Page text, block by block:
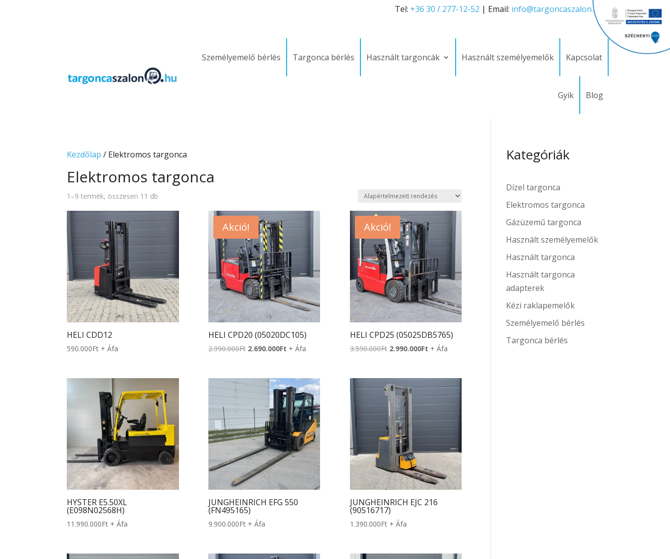
Tel: +36 30 / 277-12-52 | Email: info@targoncaszalon.hu
Személyemelő bérlés Targonca bérlés Használt targoncák Használt személyemelők Kapcsolat
Gyik Blog
Kezdőlap / Elektromos targonca
Elektromos targonca
1–9 termék, összesen 11 db
HELI CDD12
590.000Ft + Áfa
Akció!
HELI CPD20 (05020DC105)
2.990.000Ft Original
2.990.000Ft.
2.690.000FtCurrent
2.690.000Ft.
+ Áfa
Akció!
HELI CPD25 (05025DB5765)
3.590.000Ft Original
3.590.000Ft.
2.990.000FtCurrent
2.990.000Ft.
+ Áfa
HYSTER E5.50XL
(E098N02568H)
11.990.000Ft + Áfa
JUNGHEINRICH EFG 550
(FN495165)
9.900.000Ft + Áfa
JUNGHEINRICH EJC 216
(90516717)
1.390.000Ft + Áfa
Kategóriák
Dízel targonca
Elektromos targonca
Gázüzemű targonca
Használt személyemelők
Használt targonca
Használt targonca
adapterek
Kézi raklapemelők
Személyemelő bérlés
Targonca bérlés